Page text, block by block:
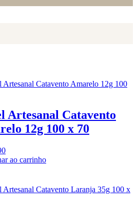
Artesanal Catavento
12g 100 x 70
ao carrinho